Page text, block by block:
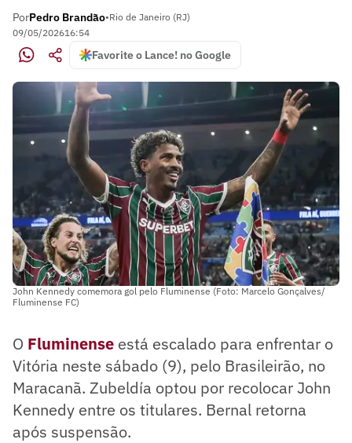
PorPedro Brandão•Rio de Janeiro (RJ)
09/05/202616:54
Favorite o Lance! no Google
John Kennedy comemora gol pelo Fluminense (Foto: Marcelo Gonçalves/
Fluminense FC)
O Fluminense está escalado para enfrentar o
Vitória neste sábado (9), pelo Brasileirão, no
Maracanã. Zubeldía optou por recolocar John
Kennedy entre os titulares. Bernal retorna
após suspensão.